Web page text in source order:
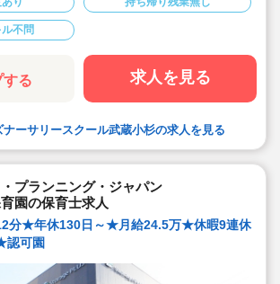
借上げ制度利用あります。
は火災保険料と引っ越し代以外はすべて法人様が
用を負担）
は全てタブレットで記載します
残業時間平均7時間以内。（残業代支給）持ち帰り
休暇も取得可能
厚生面、研修等も充実しており安心してご勤務頂
不問
する 求人を見る
ーサリースクール武蔵小杉の求人を見る
プランニング・ジャパン
園の保育士求人
分★年休130日～★月給24.5万★休暇9連休
可園